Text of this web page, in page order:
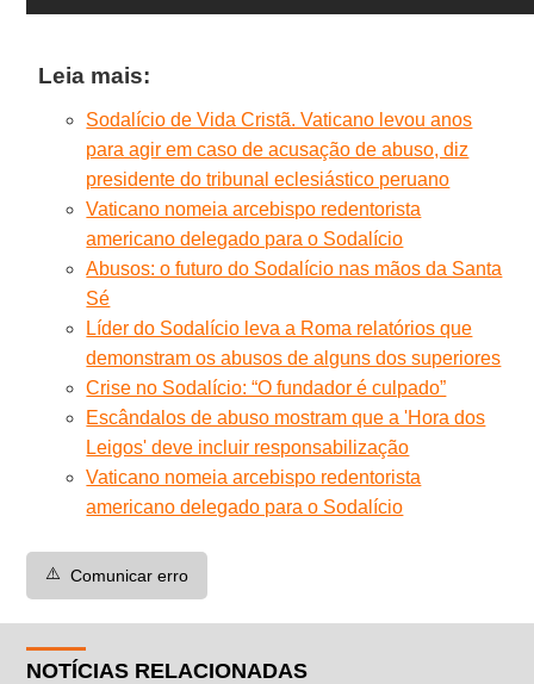
Leia mais:
Sodalício de Vida Cristã. Vaticano levou anos
para agir em caso de acusação de abuso, diz
presidente do tribunal eclesiástico peruano
Vaticano nomeia arcebispo redentorista
americano delegado para o Sodalício
Abusos: o futuro do Sodalício nas mãos da Santa
Sé
Líder do Sodalício leva a Roma relatórios que
demonstram os abusos de alguns dos superiores
Crise no Sodalício: “O fundador é culpado”
Escândalos de abuso mostram que a 'Hora dos
Leigos' deve incluir responsabilização
Vaticano nomeia arcebispo redentorista
americano delegado para o Sodalício
⚠️ Comunicar erro
NOTÍCIAS RELACIONADAS